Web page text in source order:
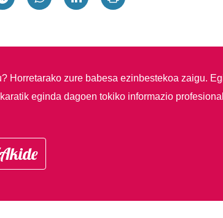
Horretarako zure babesa ezinbestekoa zaigu.
eginda dagoen tokiko informazio